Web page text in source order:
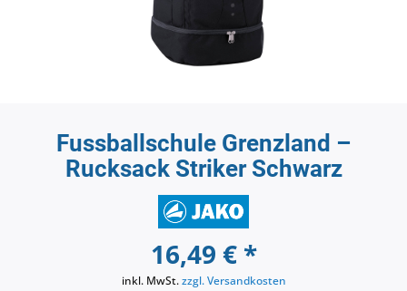
Fussballschule Grenzland –
Rucksack Striker Schwarz
16,49 € *
inkl. MwSt.zzgl. Versandkosten